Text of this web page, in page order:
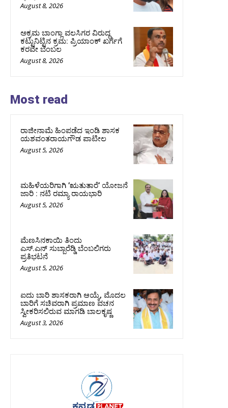
August 8, 2026
ಅಕ್ರಮ ಬಾಂಗ್ಲಾ ವಲಸಿಗರ ವಿರುದ್ಧ
ಕಟ್ಟುನಿಟ್ಟಿನ ಕ್ರಮ: ಪ್ರಿಯಾಂಕ್ ಖರ್ಗೆಗೆ
ಕರವೇ ಬೆಂಬಲ
August 8, 2026
Most read
ರಾಜೀನಾಮೆ ಹಿಂಪಡೆದ ಇಂಡಿ ಶಾಸಕ
ಯಶವಂತರಾಯಗೌಡ ಪಾಟೀಲ
August 5, 2026
ಮಹಿಳೆಯರಿಗಾಗಿ ʼಋತುತಾರೆʼ ಯೋಜನೆ
ಜಾರಿ : ನಟಿ ರಮ್ಯಾ ರಾಯಭಾರಿ
August 5, 2026
ಮೆಣಸಿನಕಾಯಿ ತಿಂದು
ಎಸ್.ಎನ್ ಸುಬ್ಬಾರೆಡ್ಡಿ ಬೆಂಬಲಿಗರು
ಪ್ರತಿಭಟನೆ
August 5, 2026
ಐದು ಬಾರಿ ಶಾಸಕರಾಗಿ ಆಯ್ಕೆ, ಮೊದಲ
ಬಾರಿಗೆ ಸಚಿವರಾಗಿ ಪ್ರಮಾಣ ವಚನ
ಸ್ವೀಕರಿಸಲಿರುವ ಮಾಗಡಿ ಬಾಲಕೃಷ್ಣ
August 3, 2026